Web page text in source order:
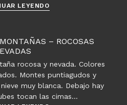
LEYENDOFotos
Montañas
– ROCOSAS
rocosa y nevada. Colores
Montes puntiagudos y
muy blanca. Debajo hay
tocan las cimas…